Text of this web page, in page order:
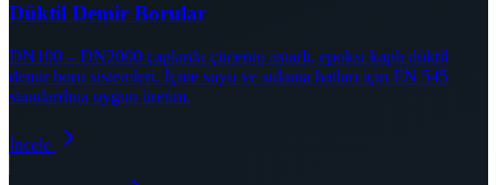
Düktil Demir Borular
DN100 – DN2000 çaplarda çimento astarlı, epoksi kaplı düktil
demir boru sistemleri. İçme suyu ve sulama hatları için EN 545
standardına uygun üretim.
İncele